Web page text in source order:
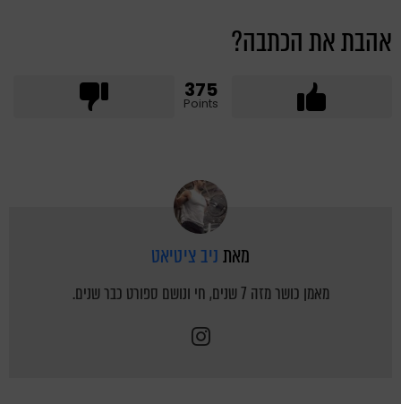
אהבת את הכתבה?
375
Points
מאתניב ציטיאט
מאמן כושר מזה 7 שנים, חי ונושם ספורט כבר שנים.